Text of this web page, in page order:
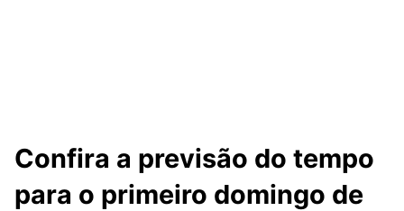
Confira a previsão do tempo
para o primeiro domingo de